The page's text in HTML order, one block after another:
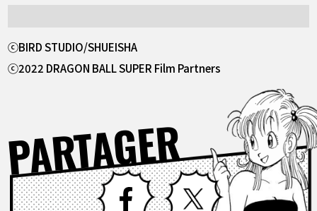
ⓒBIRD STUDIO/SHUEISHA
ⓒ2022 DRAGON BALL SUPER Film Partners
PARTAGERFacebook X